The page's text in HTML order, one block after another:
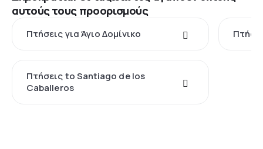
αυτούς τους προορισμούς
Πτήσεις για Άγιο Δομίνικο
Πτήσεις to Santiago de los
Caballeros